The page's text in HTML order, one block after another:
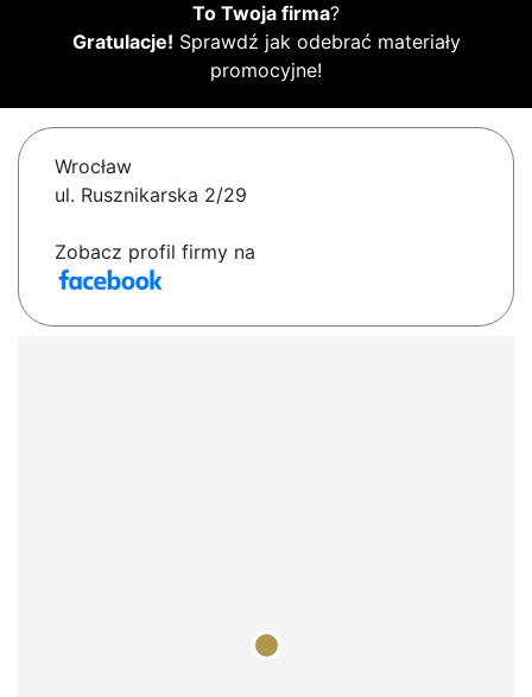
To Twoja firma?
Gratulacje! Sprawdź jak odebrać materiały
promocyjne!
Wrocław
ul. Rusznikarska 2/29
Zobacz profil firmy na